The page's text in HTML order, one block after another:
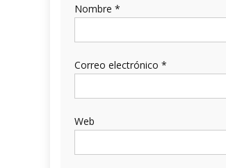
Nombre *
Correo electrónico *
Web